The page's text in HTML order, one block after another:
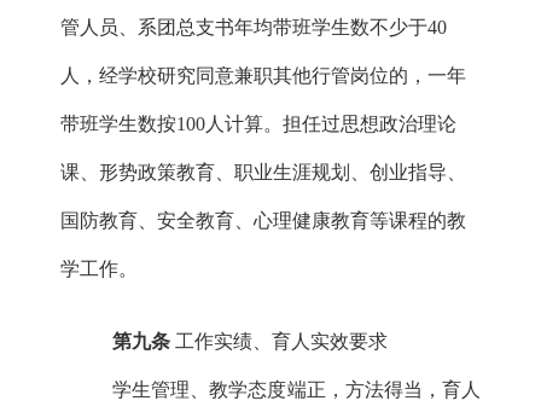
管人员、系团总支书年均带班学生数不少于40
人，经学校研究同意兼职其他行管岗位的，一年
带班学生数按100人计算。 担任过思想政治理论
课、形势政策教育、职业生涯规划、创业指导、
国防教育、安全教育、心理健康教育等课程的教
学工作。
第九条 工作实绩、育人实效要求
学生管理、教学态度端正，方法得当，育人